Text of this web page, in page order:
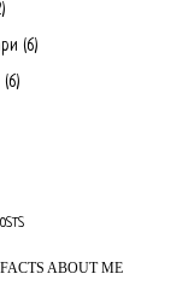
(6)
(6)
ABOUT ME